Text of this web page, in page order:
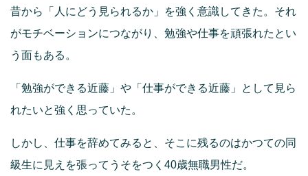
昔から「人にどう見られるか」を強く意識してきた。それ
がモチベーションにつながり、勉強や仕事を頑張れたとい
う面もある。
「勉強ができる近藤」や「仕事ができる近藤」として見ら
れたいと強く思っていた。
しかし、仕事を辞めてみると、そこに残るのはかつての同
級生に見えを張ってうそをつく40歳無職男性だ。